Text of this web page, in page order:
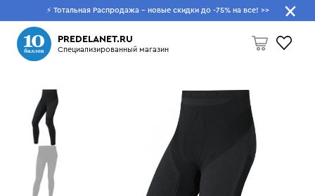
⚡ Тотальная Распродажа - новые скидки до -75% на все! >>
PREDELANET.RU
Специализированный магазин
Пусто
Что будем искать?